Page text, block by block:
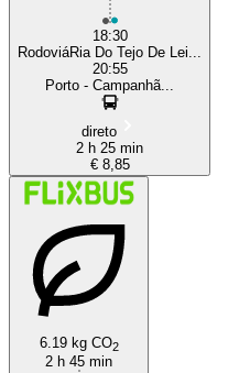
18:30
RodoviáRia Do Tejo De Lei...
20:55
Porto - Campanhã...
direto
2 h 25 min
€ 8,85
6.19 kg CO2
2 h 45 min